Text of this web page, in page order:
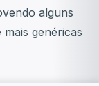
alguns
genéricas